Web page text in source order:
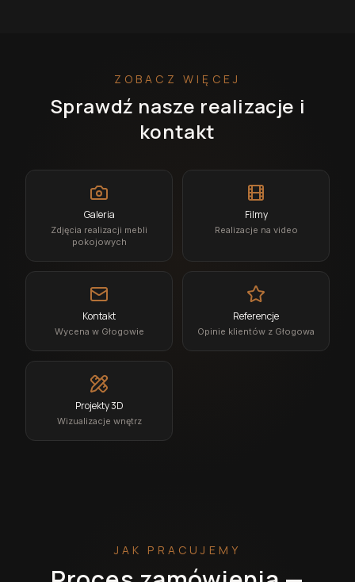
ZOBACZ WIĘCEJ
Sprawdź nasze realizacje i
kontakt
Galeria
Zdjęcia realizacji mebli
pokojowych
Filmy
Realizacje na video
Kontakt
Wycena w Głogowie
Referencje
Opinie klientów z Głogowa
Projekty 3D
Wizualizacje wnętrz
JAK PRACUJEMY